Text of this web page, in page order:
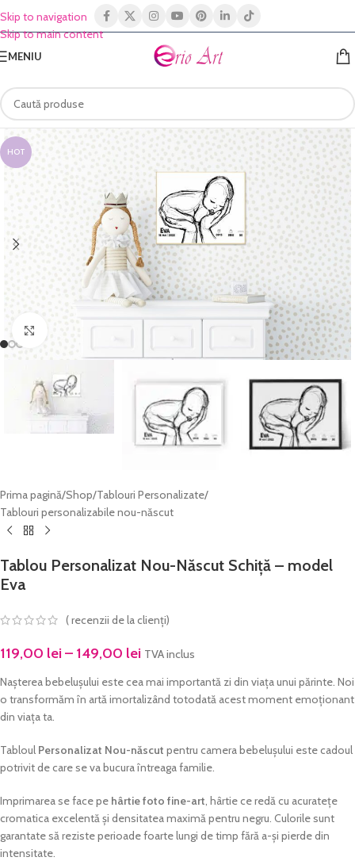
Skip to navigation
Skip to main content
MENIU
HOT
Click to enlarge
Prima pagină/Shop/Tablouri Personalizate/
Tablouri personalizabile nou-născut
Tablou Personalizat Nou-Născut Schiță – model
Eva
(recenzii de la clienți)
119,00 lei – 149,00 lei TVA inclus
Nașterea bebelușului este cea mai importantă zi din viața unui părinte. Noi
o transformăm în artă imortalizând totodată acest moment emoționant
din viața ta.
Tabloul Personalizat Nou-născut pentru camera bebelușului este cadoul
potrivit de care se va bucura întreaga familie.
Imprimarea se face pe hârtie foto fine-art , hârtie ce redă cu acuratețe
cromatica excelentă și densitatea maximă pentru negru. Culorile sunt
garantate să reziste perioade foarte lungi de timp fără a-și pierde din
intensitate.